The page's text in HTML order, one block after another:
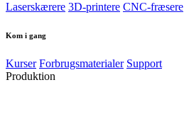
Laserskærere 3D-printere CNC-fræsere
Kom i gang
Kurser Forbrugsmaterialer Support
Produktion